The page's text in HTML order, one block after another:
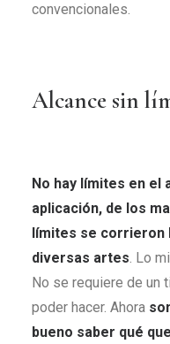
convencionales.
Alcance sin
No hay límites en el
aplicación, de los
límites se corrieron
diversas artes. Lo
No se requiere de un
poder hacer. Ahora
bueno saber qué